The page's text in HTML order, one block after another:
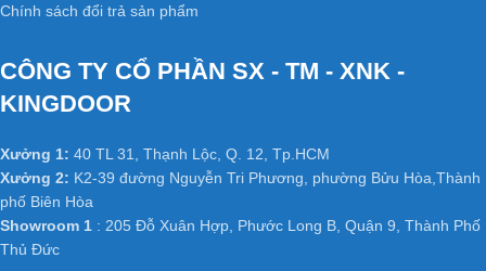
Chính sách đổi trả sản phẩm
CÔNG TY CỔ PHẦN SX - TM - XNK -
KINGDOOR
Xưởng 1: 40 TL 31, Thạnh Lộc, Q. 12, Tp.HCM
Xưởng 2: K2-39 đường Nguyễn Tri Phương, phường Bửu Hòa,Thành
phố Biên Hòa
Showroom 1 : 205 Đỗ Xuân Hợp, Phước Long B, Quận 9, Thành Phố
Thủ Đức